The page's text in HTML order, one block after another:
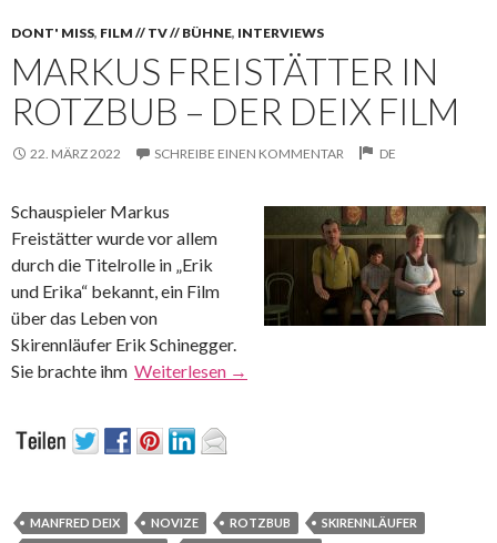
DONT' MISS, FILM // TV // BÜHNE, INTERVIEWS
MARKUS FREISTÄTTER IN
ROTZBUB – DER DEIX FILM
22. MÄRZ 2022 SCHREIBE EINEN KOMMENTAR DE
Schauspieler Markus
Freistätter wurde vor allem
durch die Titelrolle in „Erik
und Erika“ bekannt, ein Film
über das Leben von
Skirennläufer Erik Schinegger.
Sie brachte ihm Weiterlesen →
MANFRED DEIX NOVIZE ROTZBUB
SKIRENNLÄUFER